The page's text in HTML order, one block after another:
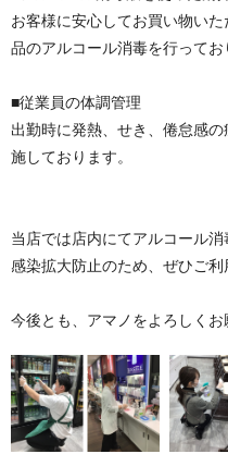
お客様に安心してお買い物い
品のアルコール消毒を行ってお
■従業員の体調管理
出勤時に発熱、せき、倦怠感
施しております。
当店では店内にてアルコール消
感染拡大防止のため、ぜひご利
今後とも、アマノをよろしくお